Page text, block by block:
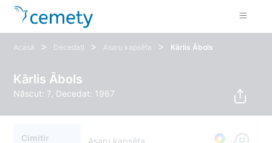
Acasă > Decedați > Asaru kapsēta > Kārlis Ābols
Kārlis Ābols
Născut: ?, Decedat: 1967
Cimitir Asaru kapsēta